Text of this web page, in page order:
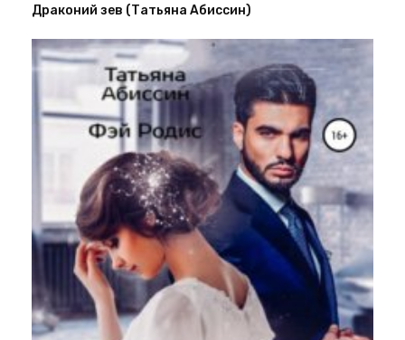
Драконий зев (Татьяна Абиссин)